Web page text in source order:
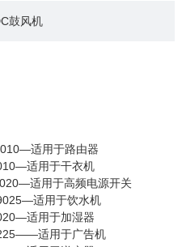
鼓风机
适用于路由器
适用于干衣机
适用于高频电源开关
适用于饮水机
适用于加湿器
适用于广告机